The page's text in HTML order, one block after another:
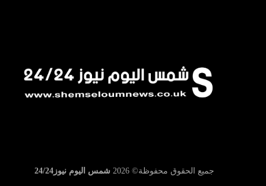
جميع الحقوق محفوظة© 2026 شمس اليوم نيوز24/24